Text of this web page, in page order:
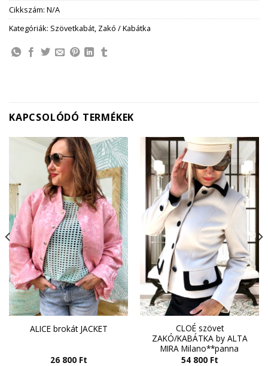
Cikkszám: N/A
Kategóriák: Szövetkabát Zakó / Kabátka
KAPCSOLÓDÓ TERMÉKEK
ALICE brokát JACKET
26 800 Ft
CLOÉ szövet
ZAKÓ/KABÁTKA by ALTA
MIRA Milano**panna
54 800 Ft